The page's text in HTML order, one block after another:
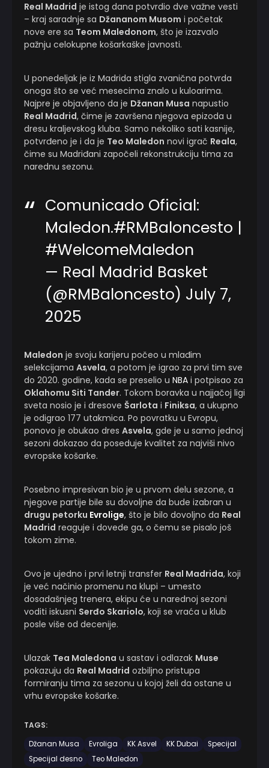
Real Madrid je istog dana potvrdio dve važne vesti
– kraj saradnje sa Džananom Musom i početak
nove ere sa Teom Maledonom, što je izazvalo
pažnju celokupne košarkaške javnosti.
U ponedeljak je iz Madrida stigla zvanična potvrda
onoga što se već mesecima znalo u kuloarima.
Najpre je objavljeno da je Džanan Musa napustio
Real Madrid, čime je završena njegova epizoda u
dresu kraljevskog kluba. Samo nekoliko sati kasnije,
potvrđeno je i da je Teo Maledon novi igrač Reala,
čime su Madriđani započeli rekonstrukciju tima za
narednu sezonu.
Comunicado Oficial:
Maledon.#RMBaloncesto |
#WelcomeMaledon
— Real Madrid Basket
(@RMBaloncesto) July 7,
2025
Maledon je svoju karijeru počeo u mlađim
selekcijama Asvela, a potom je igrao za prvi tim sve
do 2020. godine, kada se preselio u NBA i potpisao za
Oklahomu Siti Tander. Tokom boravka u najjačoj ligi
sveta nosio je i dresove Šarlota i Finiksa, a ukupno
je odigrao 177 utakmica. Po povratku u Evropu,
ponovo je obukao dres Asvela, gde je u samo jednoj
sezoni dokazao da poseduje kvalitet za najviši nivo
evropske košarke.
Posebno impresivan bio je u prvom delu sezone, a
njegove partije bile su dovoljne da bude izabran u
drugu petorku Evrolige, što je bilo dovoljno da Real
Madrid reaguje i dovede ga, o čemu se pisalo još
tokom zime.
Ovo je ujedno i prvi letnji transfer Real Madrida, koji
je već načinio promenu na klupi – umesto
dosadašnjeg trenera, ekipu će u narednoj sezoni
voditi iskusni Serđo Skariolo, koji se vraća u klub
posle više od decenije.
Ulazak Tea Maledona u sastav i odlazak Muse
pokazuju da Real Madrid ozbiljno pristupa
formiranju tima za sezonu u kojoj želi da ostane u
vrhu evropske košarke.
TAGS:
Džanan Musa
Evroliga KK Asvel KK Dubai
Specijal
Specijal desno
Teo Maledon